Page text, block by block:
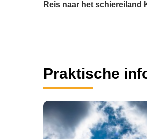
Reis naar het schiereiland
Praktische